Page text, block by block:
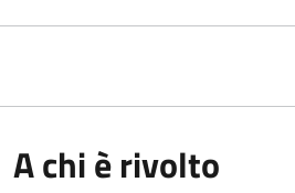
A chi è rivolto